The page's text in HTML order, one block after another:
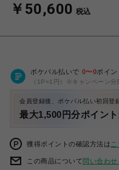
￥50,600 税込
ポケパル払いで 0〜0ポイン
（1P=1円）※キャンペーン分
会員登録後、ポケパル払い初回登
最大1,500円分ポイン
獲得ポイントの確認方法は こ
この商品について問い合わせ